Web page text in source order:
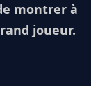
montrer à
joueur.